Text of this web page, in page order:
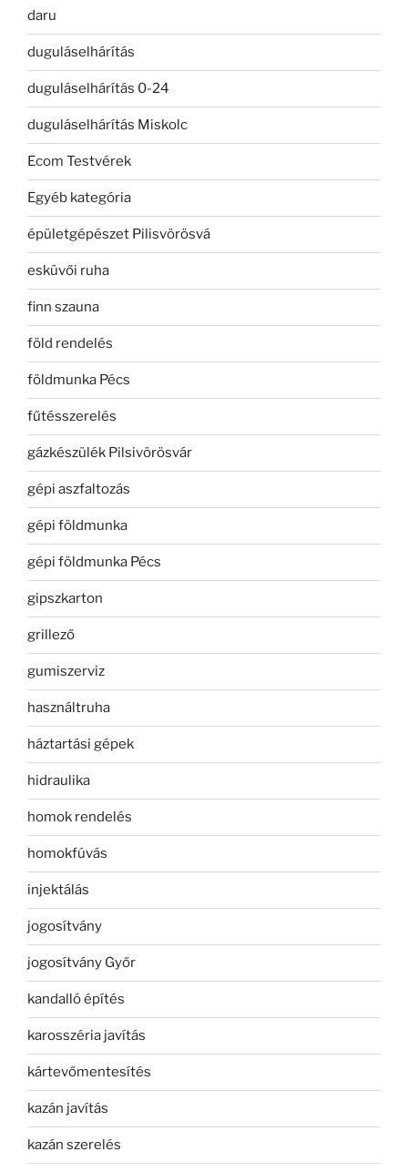
daru
duguláselhárítás
duguláselhárítás 0-24
duguláselhárítás Miskolc
Ecom Testvérek
Egyéb kategória
épületgépészet Pilisvörösvá
esküvői ruha
finn szauna
föld rendelés
földmunka Pécs
fűtésszerelés
gázkészülék Pilsivörösvár
gépi aszfaltozás
gépi földmunka
gépi földmunka Pécs
gipszkarton
grillező
gumiszerviz
használtruha
háztartási gépek
hidraulika
homok rendelés
homokfúvás
injektálás
jogosítvány
jogosítvány Győr
kandalló építés
karosszéria javítás
kártevőmentesítés
kazán javítás
kazán szerelés